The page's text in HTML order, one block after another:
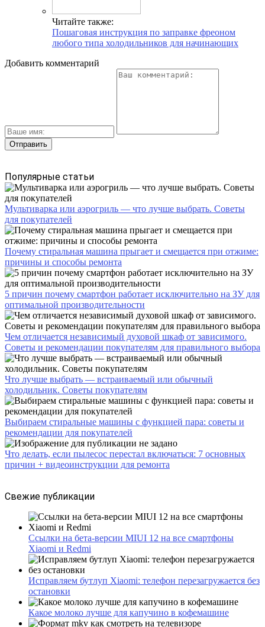
Читайте также:
Пошаговая инструкция по заправке фреоном
любого типа холодильников для начинающих
Добавить комментарий
Популярные статьи
Мультиварка или аэрогриль — что лучше выбрать. Советы
для покупателей
Почему стиральная машина прыгает и смещается при отжиме:
причины и способы ремонта
5 причин почему смартфон работает исключительно на ЗУ для
оптимальной производительности
Чем отличается независимый духовой шкаф от зависимого.
Советы и рекомендации покупателям для правильного выбора
Что лучше выбрать — встраиваемый или обычный
холодильник. Советы покупателям
Выбираем стиральные машины с функцией пара: советы и
рекомендации для покупателей
Что делать, если пылесос перестал включаться: 7 основных
причин + видеоинструкции для ремонта
Свежие публикации
Ссылки на бета-версии MIUI 12 на все смартфоны
Xiaomi и Redmi
Исправляем бутлуп Xiaomi: телефон перезагружается без
остановки
Какое молоко лучше для капучино в кофемашине